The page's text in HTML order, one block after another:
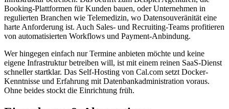
Booking-Plattformen für Kunden bauen, oder Unternehmen in
regulierten Branchen wie Telemedizin, wo Datensouveränität eine
harte Anforderung ist. Auch Sales- und Recruiting-Teams profitieren
von automatisierten Workflows und Payment-Anbindung.
Wer hingegen einfach nur Termine anbieten möchte und keine
eigene Infrastruktur betreiben will, ist mit einem reinen SaaS-Dienst
schneller startklar. Das Self-Hosting von Cal.com setzt Docker-
Kenntnisse und Erfahrung mit Datenbankadministration voraus.
Ohne beides stockt die Einrichtung früh.